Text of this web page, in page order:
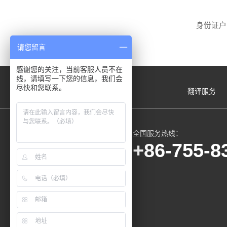
身份证
翻译服务
全国服务热线：
+86-755-
请您留言
感谢您的关注，当前客服人员不在
线，请填写一下您的信息，我们会
尽快和您联系。